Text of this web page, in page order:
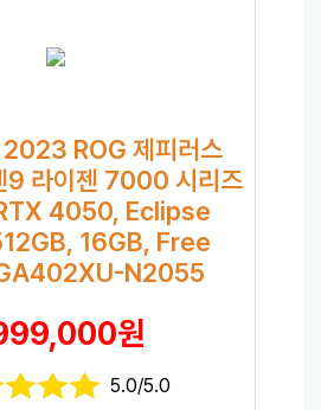
2023 ROG 제피러스
9 라이젠 7000 시리즈
4050, Eclipse
16GB, Free
N2055
원
5.0/5.0